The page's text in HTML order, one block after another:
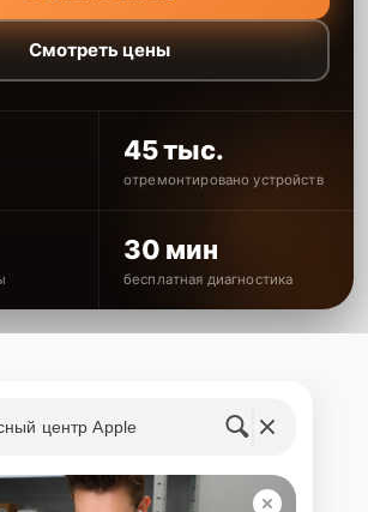
Смотреть цены
45 тыс.
отремонтировано устройств
30 мин
бесплатная диагностика
центр Apple